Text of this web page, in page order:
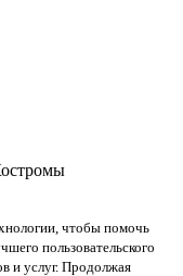
чтобы помочь
пользовательского
и услуг. Продолжая